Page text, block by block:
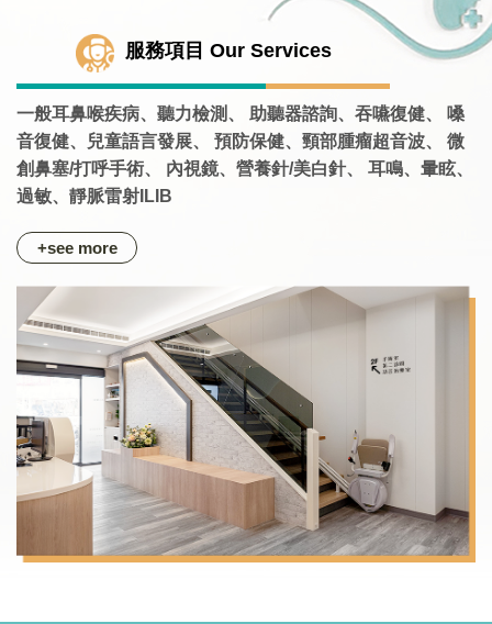
服務項目 Our Services
一般耳鼻喉疾病、聽力檢測、 助聽器諮詢、吞嚥復健、
嗓
音復健、兒童語言發展、
預防保健、頸部腫瘤超音波、
微
創鼻塞/打呼手術、
內視鏡、營養針/美白針、
耳鳴、暈眩、
過敏、靜脈雷射ILIB
+see more